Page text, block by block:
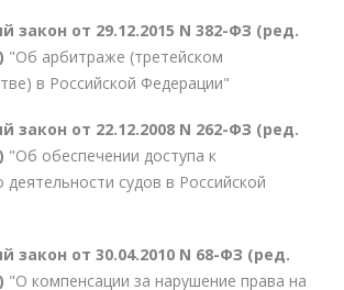
закон от 29.12.2015 N 382-ФЗ (ред.
"Об арбитраже (третейском
в Российской Федерации"
закон от 22.12.2008 N 262-ФЗ (ред.
"Об обеспечении доступа к
судов в Российской
закон от 30.04.2010 N 68-ФЗ (ред.
"О компенсации за нарушение права на